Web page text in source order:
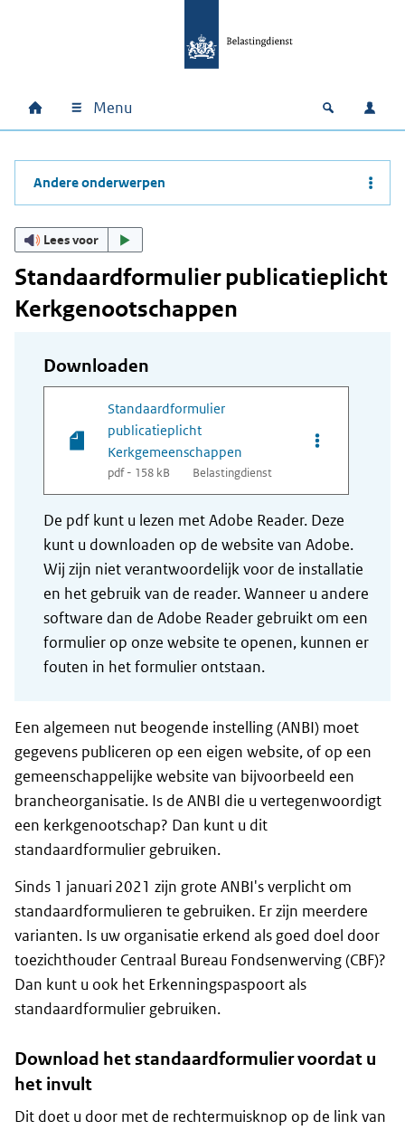
Hoofdnavigatie
Home Menu Open
Andere onderwerpen
Lees voor
Standaardformulier publicatieplicht
Kerkgenootschappen
Downloaden
Standaardformulier
publicatieplicht
Kerkgemeenschappen
pdf - 158 kB Belastingdienst
Opties van
De pdf kunt u lezen met Adobe Reader. Deze
kunt u downloaden op de website van Adobe.
Wij zijn niet verantwoordelijk voor de installatie
en het gebruik van de reader. Wanneer u andere
software dan de Adobe Reader gebruikt om een
formulier op onze website te openen, kunnen er
fouten in het formulier ontstaan.
Een algemeen nut beogende instelling (ANBI) moet
gegevens publiceren op een eigen website, of op een
gemeenschappelijke website van bijvoorbeeld een
brancheorganisatie. Is de ANBI die u vertegenwoordigt
een kerkgenootschap? Dan kunt u dit
standaardformulier gebruiken.
Sinds 1 januari 2021 zijn grote ANBI's verplicht om
standaardformulieren te gebruiken. Er zijn meerdere
varianten. Is uw organisatie erkend als goed doel door
toezichthouder Centraal Bureau Fondsenwerving (CBF)?
Dan kunt u ook het Erkenningspaspoort als
standaardformulier gebruiken.
Download het standaardformulier voordat u
het invult
Dit doet u door met de rechtermuisknop op de link van